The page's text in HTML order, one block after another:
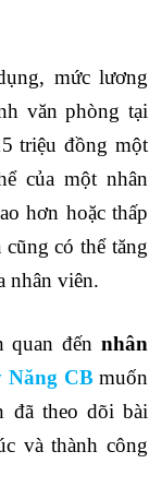
mức lương
văn phòng tại
triệu đồng một
của một nhân
hơn hoặc thấp
có thể tăng
nhân viên.
quan đếnnhân
Năng CBmuốn
đã theo dõi bài
và thành công